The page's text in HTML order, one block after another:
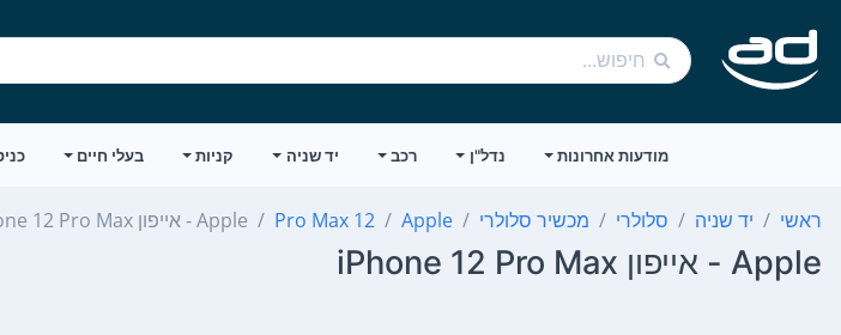
מודעות אחרונות נדל"ן רכב יד שניה קניות בעלי חיים
ראשי יד שניה סלולרי מכשיר סלולרי Apple
12 Pro Max Apple - אייפון iPhone 12 Pro Max
Apple - אייפון iPhone 12 Pro Max